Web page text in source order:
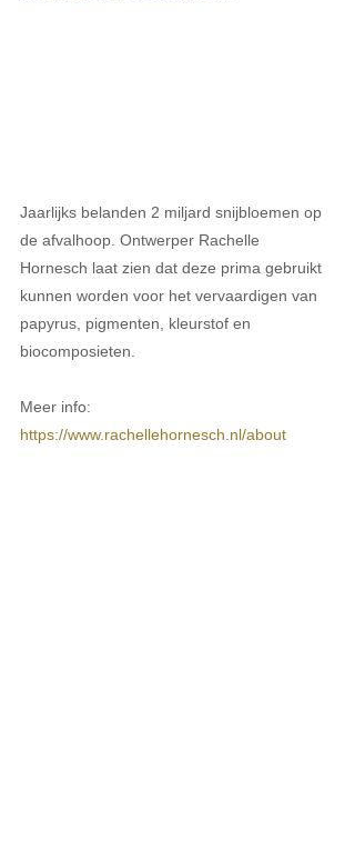
Jaarlijks belanden 2 miljard snijbloemen op
de afvalhoop. Ontwerper Rachelle
Hornesch laat zien dat deze prima gebruikt
kunnen worden voor het vervaardigen van
papyrus, pigmenten, kleurstof en
biocomposieten.
Meer info:
https://www.rachellehornesch.nl/about